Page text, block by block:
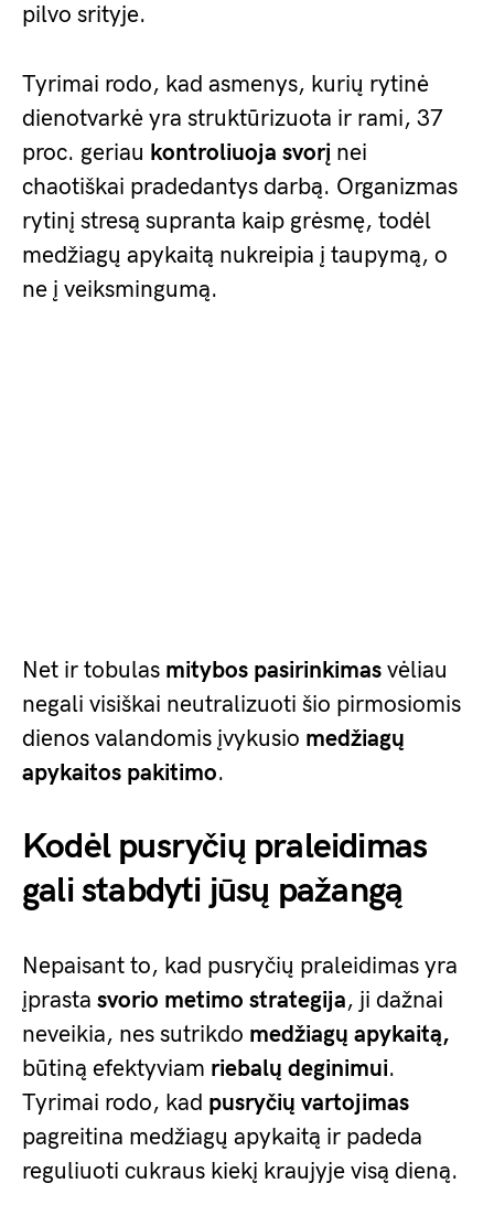
pilvo srityje.
Tyrimai rodo, kad asmenys, kurių rytinė
dienotvarkė yra struktūrizuota ir rami, 37
proc. geriau kontroliuoja svorį nei
chaotiškai pradedantys darbą. Organizmas
rytinį stresą supranta kaip grėsmę, todėl
medžiagų apykaitą nukreipia į taupymą, o
ne į veiksmingumą.
Net ir tobulas mitybos pasirinkimas vėliau
negali visiškai neutralizuoti šio pirmosiomis
dienos valandomis įvykusio medžiagų
apykaitos pakitimo.
Kodėl pusryčių praleidimas
gali stabdyti jūsų pažangą
Nepaisant to, kad pusryčių praleidimas yra
įprasta svorio metimo strategija, ji dažnai
neveikia, nes sutrikdo medžiagų apykaitą,
būtiną efektyviam riebalų deginimui.
Tyrimai rodo, kad pusryčių vartojimas
pagreitina medžiagų apykaitą ir padeda
reguliuoti cukraus kiekį kraujyje visą dieną.